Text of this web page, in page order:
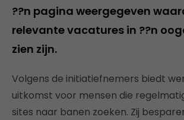
??n pagina weergegeven
relevante vacatures in ??n
zien zijn.
Volgens de initiatiefnemers biedt
uitkomst voor mensen die
sites naar banen zoeken. Zij